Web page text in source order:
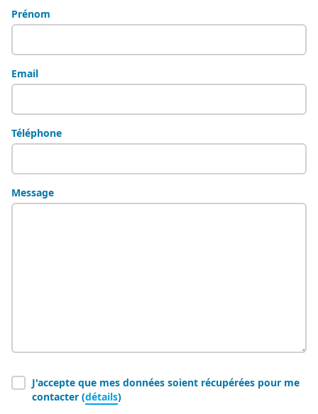
Prénom
Email
Téléphone
Message
J'accepte que mes données soient récupérées pour me
contacter (détails)